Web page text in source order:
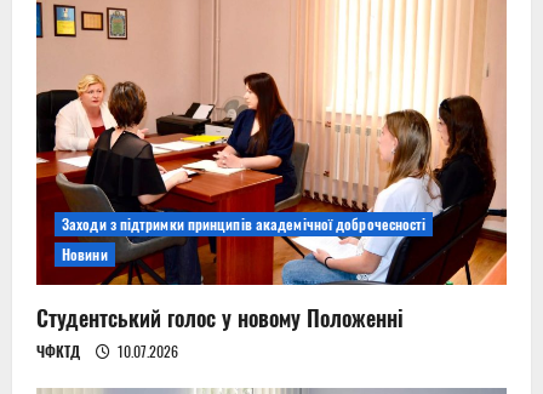
Заходи з підтримки принципів академічної доброчесності
Новини
Студентський голос у новому Положенні
ЧФКТД 10.07.2026